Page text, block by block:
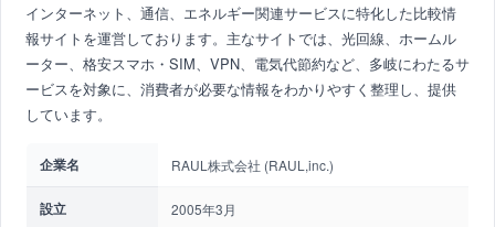
インターネット、通信、エネルギー関連サービスに特化した比較情
報サイトを運営しております。主なサイトでは、光回線、ホームル
ーター、格安スマホ・SIM、VPN、電気代節約など、多岐にわたるサ
ービスを対象に、消費者が必要な情報をわかりやすく整理し、提供
しています。
企業名 RAUL株式会社 (RAUL,inc.)
設立 2005年3月